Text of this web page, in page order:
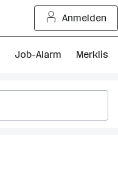
Anmelden
Job-Alarm Merkliste